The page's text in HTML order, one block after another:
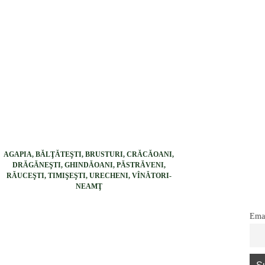
AGAPIA, BĂLŢĂTEŞTI, BRUSTURI, CRĂCĂOANI,
DRĂGĂNEŞTI, GHINDĂOANI, PĂSTRĂVENI,
RĂUCEŞTI, TIMIŞEŞTI, URECHENI, VÎNĂTORI-
NEAMŢ